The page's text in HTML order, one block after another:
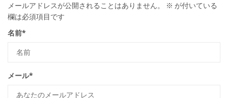
メールアドレスが公開されることはありません。 ※ が付いている
欄は必須項目です
名前*
メール*